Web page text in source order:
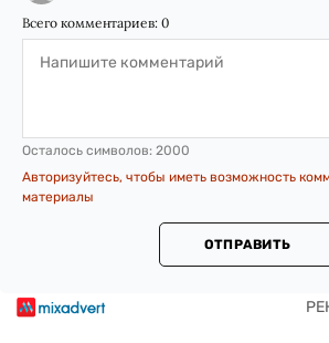
Всего комментариев: 0
Осталось символов: 2000
Авторизуйтесь, чтобы иметь возможность
материалы
ОТПРАВИТЬ